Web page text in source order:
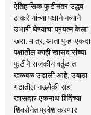
ऐतिहासिक फुटीनंतर उद्धव
ठाकरे यांच्या पक्षाने नव्याने
उभारी घेण्याचा प्रयत्न केला
खरा. मात्र, आता पुन्हा एकदा
पक्षातील काही खासदारांच्या
फुटीने राजकीय वर्तुळात
खळबळ उडाली आहे. उबाठा
गटातील नऊपैकी सहा
खासदार एकनाथ शिंदेंच्या
शिवसेनेत प्रवेश करणार